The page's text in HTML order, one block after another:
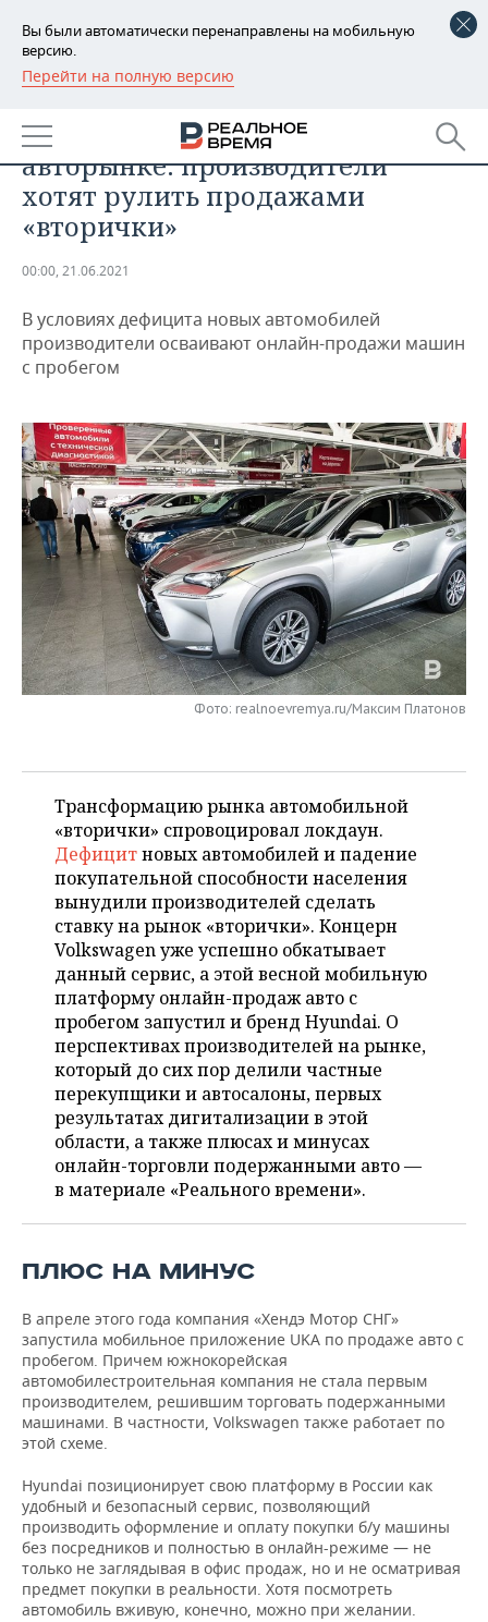
Вы были автоматически перенаправлены на мобильную
версию.
Перейти на полную версию
РЕГИОНЫ
БАШКОРТОСТАН
ТАТАРСТАН
УДМУРТИЯ
НОВОСТИ
АНАЛИТИКА
НОВОСТИ АНАЛИТИКИ
ДЕКЛАРАЦИИ О ДОХОДАХ
КОРОЛИ ГОСЗАКАЗА ПФО
ВУЗЫ ТАТАРСТАНА
КОМУ ПРИНАДЛЕЖАТ
ТОРГОВЫЕ ЦЕНТРЫ
ТАТАРСТАНА
ЭКОНОМИКА
НОВОСТИ ЭКОНОМИКИ
ФИНАНСЫ
БАНКИ
БЮДЖЕТ
ИНВЕСТИЦИИ
ПРОМЫШЛЕННОСТЬ
НОВОСТИ
ПРОМЫШЛЕННОСТИ
МАШИНОСТРОЕНИЕ
НЕФТЕХИМИЯ
НЕФТЬ
ОПК
ЭНЕРГЕТИКА
НЕДВИЖИМОСТЬ
НОВОСТИ НЕДВИЖИМОСТИ
АВТО
НОВОСТИ АВТО
БИЗНЕС
НОВОСТИ БИЗНЕСА
РОЗНИЧНАЯ ТОРГОВЛЯ
ТРАНСПОРТ
УСЛУГИ
ТЕХНОЛОГИИ
НОВОСТИ ТЕХНОЛОГИЙ
МЕДИА
ТЕЛЕКОММУНИКАЦИИ
МЕРОПРИЯТИЯ
НОВОСТИ МЕРОПРИЯТИЙ
ВЫЕЗДНАЯ РЕДАКЦИЯ
БИЗНЕС-БРАНЧИ
ОТКРЫТАЯ ЛЕКЦИЯ
СПОРТ
НОВОСТИ СПОРТА
ФУТБОЛ
БАСКЕТБОЛ
ВОЛЕЙБОЛ
КИБЕРСПОРТ
ФИГУРНОЕ КАТАНИЕ
ВОДНЫЕ ВИДЫ СПОРТА
ХОККЕЙ С МЯЧОМ
ОБЩЕСТВО
НОВОСТИ ОБЩЕСТВА
ИНФРАСТРУКТУРА
ИСТОРИЯ
КУЛЬТУРА
МЕДИЦИНА
ОБРАЗОВАНИЕ
ПРОИСШЕСТВИЯ
ФОТОГАЛЕРЕЯ
СПИСОК ПЕРСОН
СПИСОК КОМПАНИЙ
ПОЛНАЯ ВЕРСИЯ
Ковидные осложнения на
авторынке: производители
хотят рулить продажами
«вторички»
00:00, 21.06.2021
В условиях дефицита новых автомобилей
производители осваивают онлайн-продажи машин
с пробегом
Фото: realnoevremya.ru/Максим Платонов
Трансформацию рынка автомобильной
«вторички» спровоцировал локдаун.
Дефицитновых автомобилей и падение
покупательной способности населения
вынудили производителей сделать
ставку на рынок «вторички». Концерн
Volkswagen уже успешно обкатывает
данный сервис, а этой весной мобильную
платформу онлайн-продаж авто с
пробегом запустил и бренд Hyundai. О
перспективах производителей на рынке,
который до сих пор делили частные
перекупщики и автосалоны, первых
результатах дигитализации в этой
области, а также плюсах и минусах
онлайн-торговли подержанными авто —
в материале «Реального времени».
ПЛЮС НА МИНУС
В апреле этого года компания «Хендэ Мотор СНГ»
запустила мобильное приложение UKA по продаже авто с
пробегом. Причем южнокорейская
автомобилестроительная компания не стала первым
производителем, решившим торговать подержанными
машинами. В частности, Volkswagen также работает по
этой схеме.
Hyundai позиционирует свою платформу в России как
удобный и безопасный сервис, позволяющий
производить оформление и оплату покупки б/у машины
без посредников и полностью в онлайн-режиме — не
только не заглядывая в офис продаж, но и не осматривая
предмет покупки в реальности. Хотя посмотреть
автомобиль вживую, конечно, можно при желании.